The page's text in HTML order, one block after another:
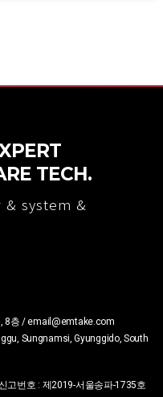
TECH.
system &
8층 / email@emtake.com
Sungnamsi, Gyunggido, South
고번호 : 제2019-서울송파-1735호